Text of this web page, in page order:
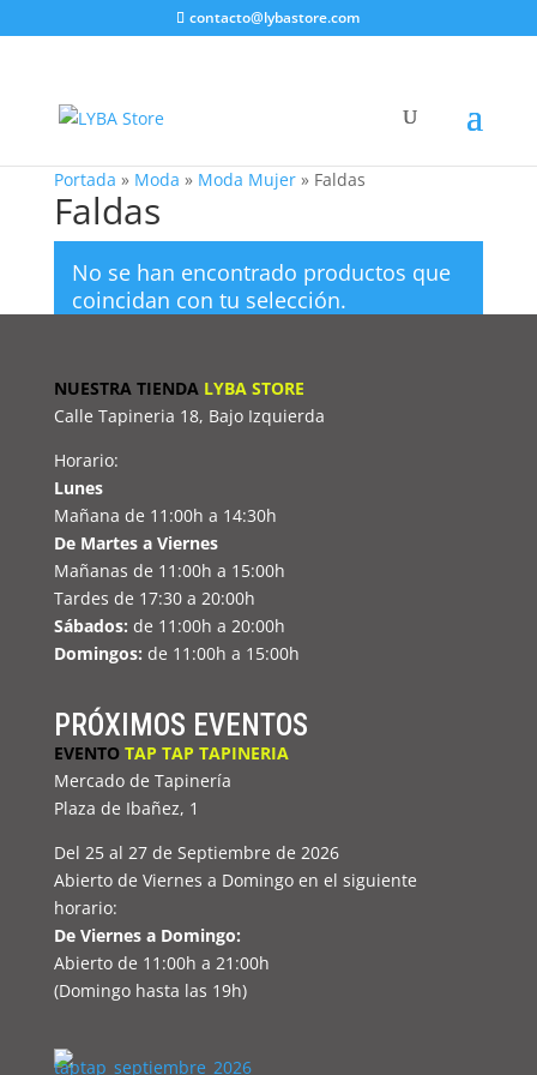
contacto@lybastore.com
Portada » Moda » Moda Mujer» Faldas
Faldas
No se han encontrado productos que
coincidan con tu selección.
NUESTRA TIENDALYBA STORE
Calle Tapineria 18, Bajo Izquierda
Horario:
Lunes
Mañana de 11:00h a 14:30h
De Martes a Viernes
Mañanas de 11:00h a 15:00h
Tardes de 17:30 a 20:00h
Sábados: de 11:00h a 20:00h
Domingos: de 11:00h a 15:00h
PRÓXIMOS EVENTOS
EVENTOTAP TAP TAPINERIA
Mercado de Tapinería
Plaza de Ibañez, 1
Del 25 al 27 de Septiembre de 2026
Abierto de Viernes a Domingo en el siguiente
horario:
De Viernes a Domingo:
Abierto de 11:00h a 21:00h
(Domingo hasta las 19h)